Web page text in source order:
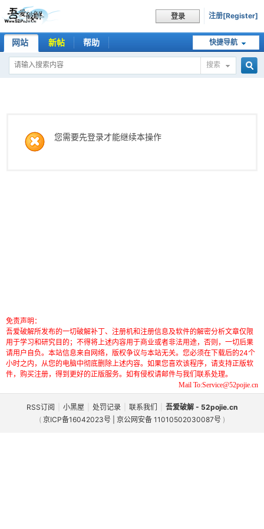
登录 注册[Register]
快捷导航
网站 新帖 帮助
搜索
您需要先登录才能继续本操作
免责声明：
吾爱破解所发布的一切破解补丁、注册机和注册信息及软件的解密分析文章仅限
用于学习和研究目的；不得将上述内容用于商业或者非法用途，否则，一切后果
请用户自负。本站信息来自网络，版权争议与本站无关。您必须在下载后的24个
小时之内，从您的电脑中彻底删除上述内容。如果您喜欢该程序，请支持正版软
件，购买注册，得到更好的正版服务。如有侵权请邮件与我们联系处理。
Mail To:Service@52pojie.cn
RSS订阅 小黑屋 处罚记录 联系我们
吾爱破解 - 52pojie.cn
( 京ICP备16042023号 | 京公网安备 11010502030087号 )